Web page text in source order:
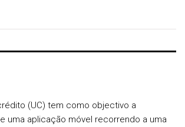
(UC) tem como objectivo a
uma aplicação móvel recorrendo a uma